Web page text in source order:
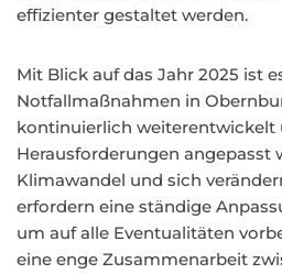
effizienter gestaltet werden.
Mit Blick auf das Jahr 2025 ist
Notfallmaßnahmen in
kontinuierlich weiterentwickelt
Herausforderungen angepasst
Klimawandel und sich
erfordern eine ständige
um auf alle Eventualitäten
eine enge Zusammenarbeit